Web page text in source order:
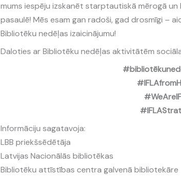
mums iespēju izskanēt starptautiskā mērogā
pasaulē! Mēs esam gan radoši, gad drosmīgi –
Bibliotēku nedēļas izaicinājumu!
Daloties ar Bibliotēku nedēļas aktivitātēm
Informāciju sagatavoja:
LBB priekšsēdētāja
Latvijas Nacionālās bibliotēkas
Bibliotēku attīstības centra galvenā bibliotekāre